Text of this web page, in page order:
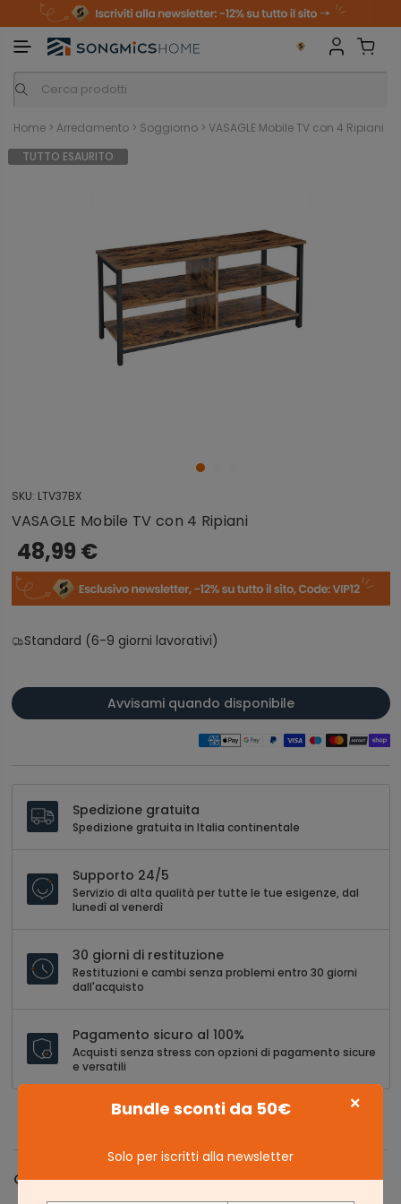
Home > Arredamento > Soggiorno > VASAGLE Mobile TV con 4 Ripiani
TUTTO ESAURITO
SKU: LTV37BX
VASAGLE Mobile TV con 4 Ripiani
48,99 €
Standard (6-9 giorni lavorativi)
Avvisami quando disponibile
Spedizione gratuita
Spedizione gratuita in Italia continentale
Supporto 24/5
Servizio di alta qualità per tutte le tue esigenze, dal
lunedì al venerdì
30 giorni di restituzione
Restituzioni e cambi senza problemi entro 30 giorni
dall'acquisto
Pagamento sicuro al 100%
Acquisti senza stress con opzioni di pagamento sicure
e versatili
Caratteristiche
n
i
×
Bundle sconti da 50€
Solo per iscritti alla newsletter